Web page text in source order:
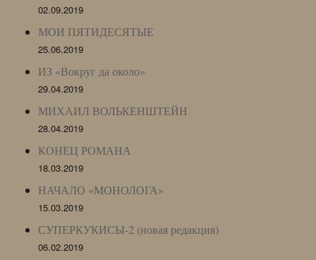
02.09.2019
МОИ ПЯТИДЕСЯТЫЕ
25.06.2019
ИЗ «Вокруг да около»
29.04.2019
МИХАИЛ ВОЛЬКЕНШТЕЙН
28.04.2019
КОНЕЦ РОМАНА
18.03.2019
НАЧАЛО «МОНОЛОГА»
15.03.2019
СУПЕРКУКИСЫ-2 (новая редакция)
06.02.2019